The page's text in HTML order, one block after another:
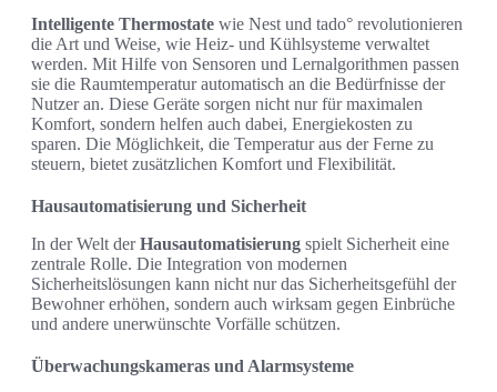
Intelligente Thermostate wie Nest und tado° revolutionieren
die Art und Weise, wie Heiz- und Kühlsysteme verwaltet
werden. Mit Hilfe von Sensoren und Lernalgorithmen passen
sie die Raumtemperatur automatisch an die Bedürfnisse der
Nutzer an. Diese Geräte sorgen nicht nur für maximalen
Komfort, sondern helfen auch dabei, Energiekosten zu
sparen. Die Möglichkeit, die Temperatur aus der Ferne zu
steuern, bietet zusätzlichen Komfort und Flexibilität.
Hausautomatisierung und Sicherheit
In der Welt derHausautomatisierung spielt Sicherheit eine
zentrale Rolle. Die Integration von modernen
Sicherheitslösungen kann nicht nur das Sicherheitsgefühl der
Bewohner erhöhen, sondern auch wirksam gegen Einbrüche
und andere unerwünschte Vorfälle schützen.
Überwachungskameras und Alarmsysteme